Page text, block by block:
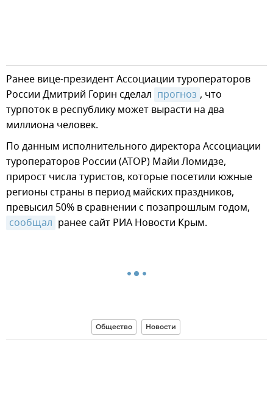
Ранее вице-президент Ассоциации туроператоров
России Дмитрий Горин сделал прогноз , что
турпоток в республику может вырасти на два
миллиона человек.
По данным исполнительного директора Ассоциации
туроператоров России (АТОР) Майи Ломидзе,
прирост числа туристов, которые посетили южные
регионы страны в период майских праздников,
превысил 50% в сравнении с позапрошлым годом,
сообщал ранее сайт РИА Новости Крым.
Общество Новости